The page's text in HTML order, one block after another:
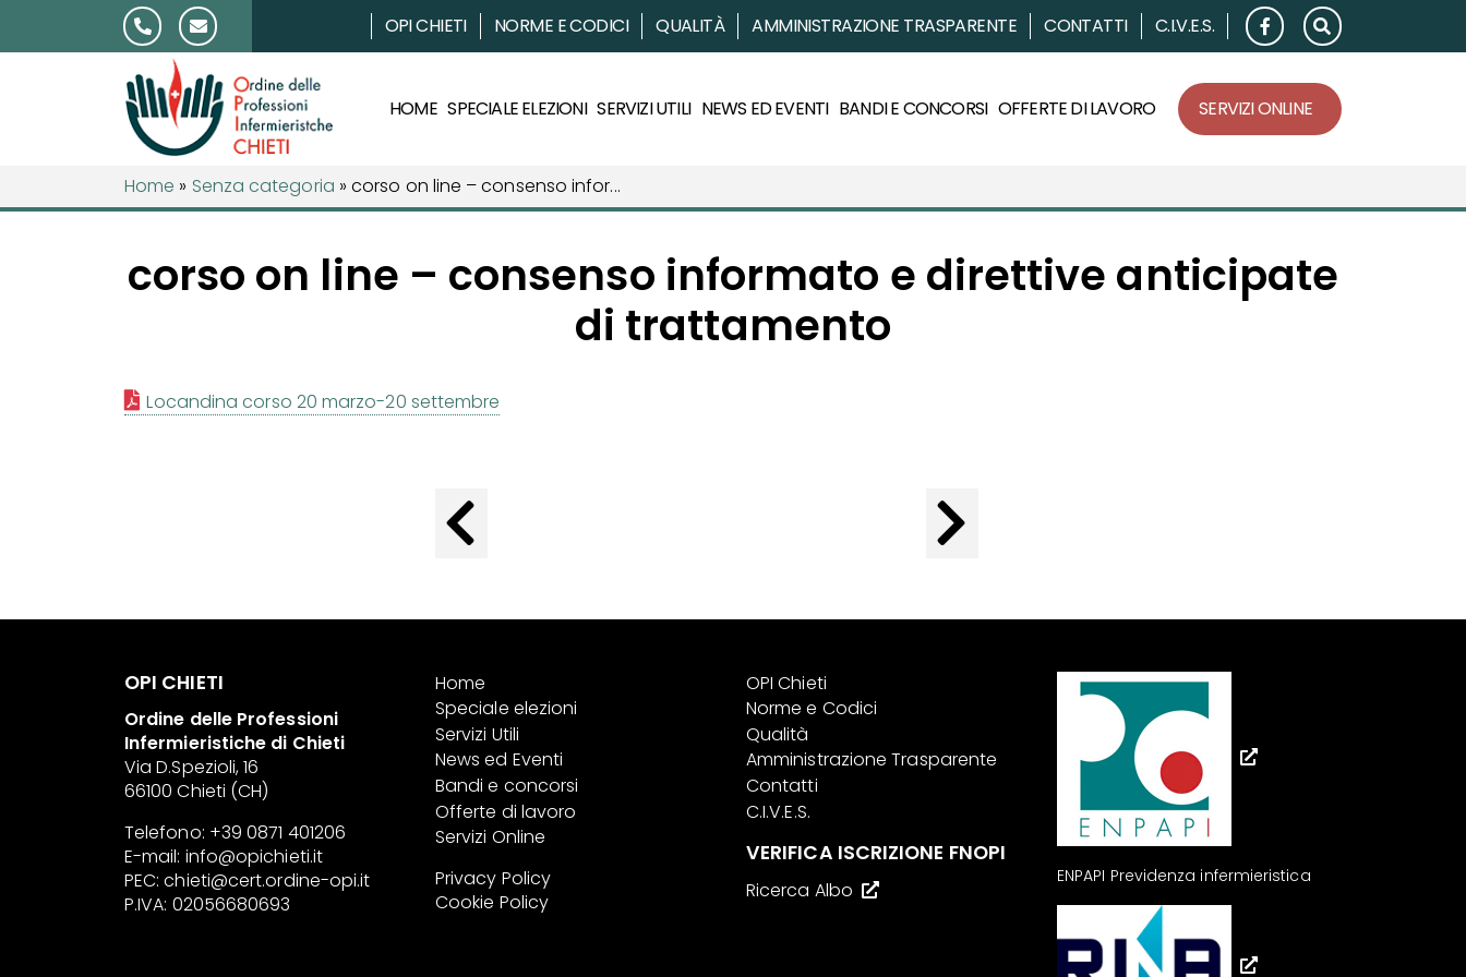
Salta al contenuto
OPI CHIETI NORME E CODICI QUALITÀ AMMINISTRAZIONE TRASPARENTE CONTATTI C.I.V.E.S.
HOME SPECIALE ELEZIONI SERVIZI UTILI NEWS ED EVENTI BANDI E CONCORSI OFFERTE DI LAVORO SERVIZI ONLINE
Home » Senza categoria »corso on line – consenso infor...
corso on line – consenso informato e direttive anticipate
di trattamento
Locandina corso 20 marzo-20 settembre
OPI CHIETI
Ordine delle Professioni
Infermieristiche di Chieti
Via D.Spezioli, 16
66100 Chieti (CH)
Telefono: +39 0871 401206
E-mail: info@opichieti.it
PEC:chieti@cert.ordine-opi.it
P.IVA: 02056680693
Home
Speciale elezioni
Servizi Utili
News ed Eventi
Bandi e concorsi
Offerte di lavoro
Servizi Online
Privacy Policy
Cookie Policy
OPI Chieti
Norme e Codici
Qualità
Amministrazione Trasparente
Contatti
C.I.V.E.S.
VERIFICA ISCRIZIONE FNOPI
Ricerca Albo
ENPAPI Previdenza infermieristica